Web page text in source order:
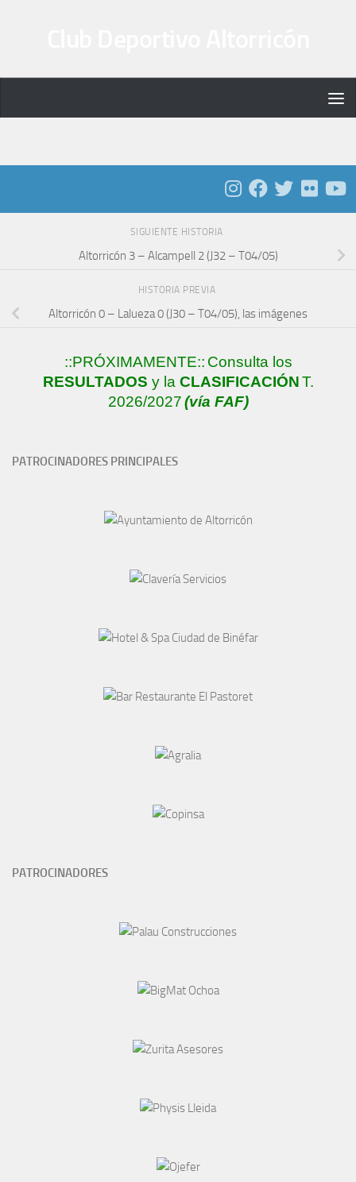
SIGUIENTE HISTORIA
Altorricón 3 – Alcampell 2 (J32 – T04/05)
HISTORIA PREVIA
Altorricón 0 – Lalueza 0 (J30 – T04/05), las imágenes
::PRÓXIMAMENTE:: Consulta los
RESULTADOS y la CLASIFICACIÓNT.
2026/2027(vía FAF)
PATROCINADORES PRINCIPALES
PATROCINADORES